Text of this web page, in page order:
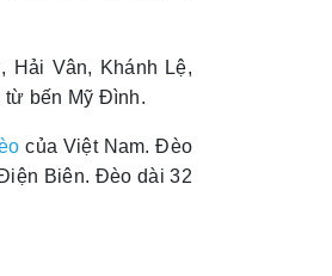
Hải Vân, Khánh Lệ,
từ bến Mỹ Đình.
của Việt Nam. Đèo
Biên. Đèo dài 32